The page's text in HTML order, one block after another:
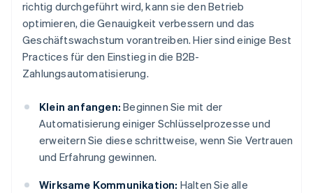
richtig durchgeführt wird, kann sie den Betrieb
optimieren, die Genauigkeit verbessern und das
Geschäftswachstum vorantreiben. Hier sind einige Best
Practices für den Einstieg in die B2B-
Zahlungsautomatisierung.
Klein anfangen: Beginnen Sie mit der
Automatisierung einiger Schlüsselprozesse und
erweitern Sie diese schrittweise, wenn Sie Vertrauen
und Erfahrung gewinnen.
Wirksame Kommunikation: Halten Sie alle